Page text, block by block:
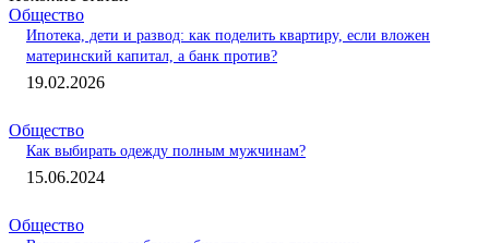
Общество
Ипотека, дети и развод: как поделить квартиру, если вложен
материнский капитал, а банк против?
19.02.2026
Общество
Как выбирать одежду полным мужчинам?
15.06.2024
Общество